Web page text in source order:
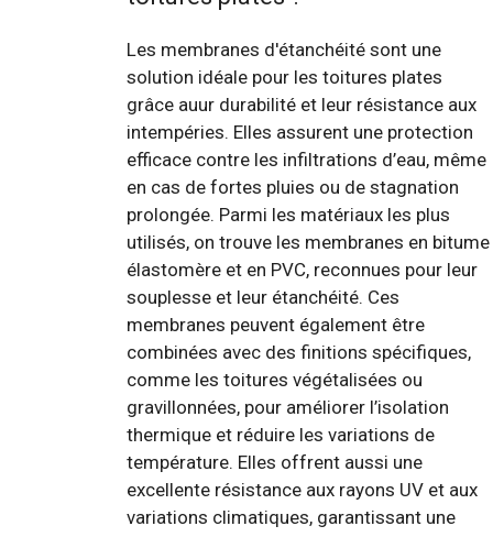
Les membranes d'étanchéité sont une
solution idéale pour les toitures plates
grâce auur durabilité et leur résistance aux
intempéries. Elles assurent une protection
efficace contre les infiltrations d’eau, même
en cas de fortes pluies ou de stagnation
prolongée. Parmi les matériaux les plus
utilisés, on trouve les membranes en bitume
élastomère et en PVC, reconnues pour leur
souplesse et leur étanchéité. Ces
membranes peuvent également être
combinées avec des finitions spécifiques,
comme les toitures végétalisées ou
gravillonnées, pour améliorer l’isolation
thermique et réduire les variations de
température. Elles offrent aussi une
excellente résistance aux rayons UV et aux
variations climatiques, garantissant une